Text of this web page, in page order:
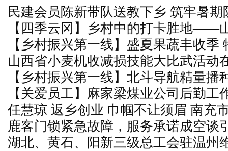
民建会员陈新带队送教下乡 筑牢暑期
【四季云冈】乡村中的打卡胜地——
区西韩岭乡北村御乐园
【乡村振兴第一线】盛夏果蔬丰收季
振兴
山西省小麦机收减损技能大比武活动
【乡村振兴第一线】北斗导航精量播
出“加速度”
【关爱员工】麻家梁煤业公司后勤工
工“幸福感”
任慧琼 返乡创业 巾帼不让须眉 南充
鹿客门锁紧急故障，服务承诺成空谈
湖北、黄石、阳新三级总工会驻温州